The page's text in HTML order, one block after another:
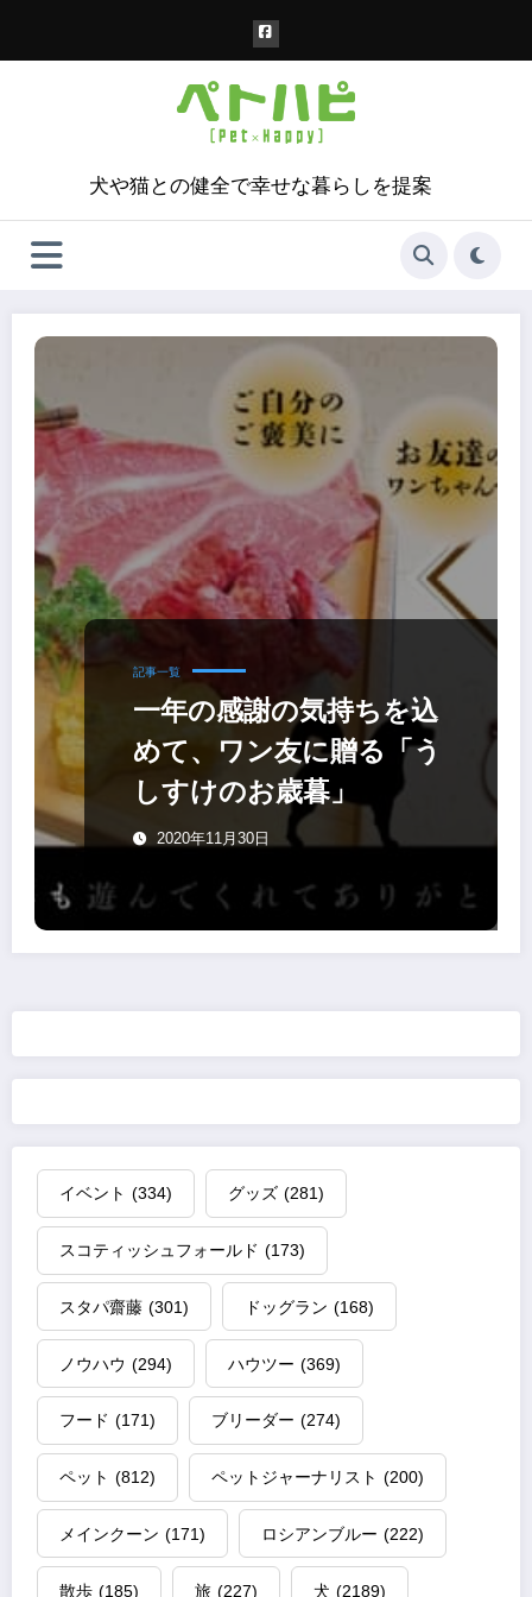
犬や猫との健全で幸せな暮らしを提案
記事一覧
一年の感謝の気持ちを込
めて、ワン友に贈る「う
しすけのお歳暮」
2020年11月30日
イベント (334) グッズ (281)
スコティッシュフォールド (173)
スタパ齋藤 (301) ドッグラン (168)
ノウハウ (294) ハウツー (369)
フード (171) ブリーダー (274)
ペット (812) ペットジャーナリスト (200)
メインクーン (171) ロシアンブルー (222)
散歩 (185) 旅 (227) 犬 (2189)